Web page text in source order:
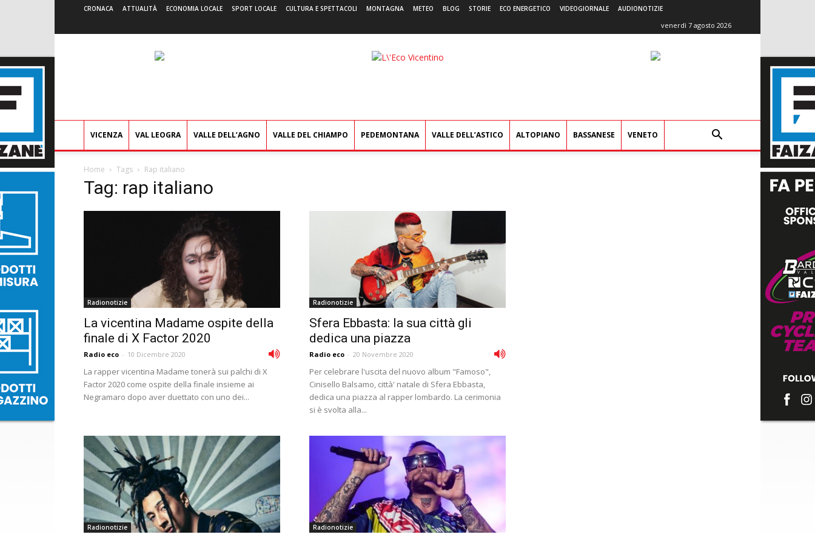
CRONACA ATTUALITÀ ECONOMIA LOCALE SPORT LOCALE CULTURA E SPETTACOLI MONTAGNA METEO BLOG STORIE ECO ENERGETICO VIDEOGIORNALE AUDIONOTIZIE
venerdì 7 agosto 2026
L'Eco
VICENZA VAL LEOGRA VALLE DELL’AGNO VALLE DEL CHIAMPO PEDEMONTANA VALLE DELL’ASTICO ALTOPIANO BASSANESE VENETO
Home Tags Rap italiano
Tag: rap italiano
Radionotizie
La vicentina Madame ospite della
finale di X Factor 2020
Radio eco - 10 Dicembre 2020
La rapper vicentina Madame tonerà sui palchi di X
Factor 2020 come ospite della finale insieme ai
Negramaro dopo aver duettato con uno dei...
Radionotizie
Sfera Ebbasta: la sua città gli
dedica una piazza
Radio eco - 20 Novembre 2020
Per celebrare l'uscita del nuovo album "Famoso",
Cinisello Balsamo, città' natale di Sfera Ebbasta,
dedica una piazza al rapper lombardo. La cerimonia
si è svolta alla...
Radionotizie Radionotizie